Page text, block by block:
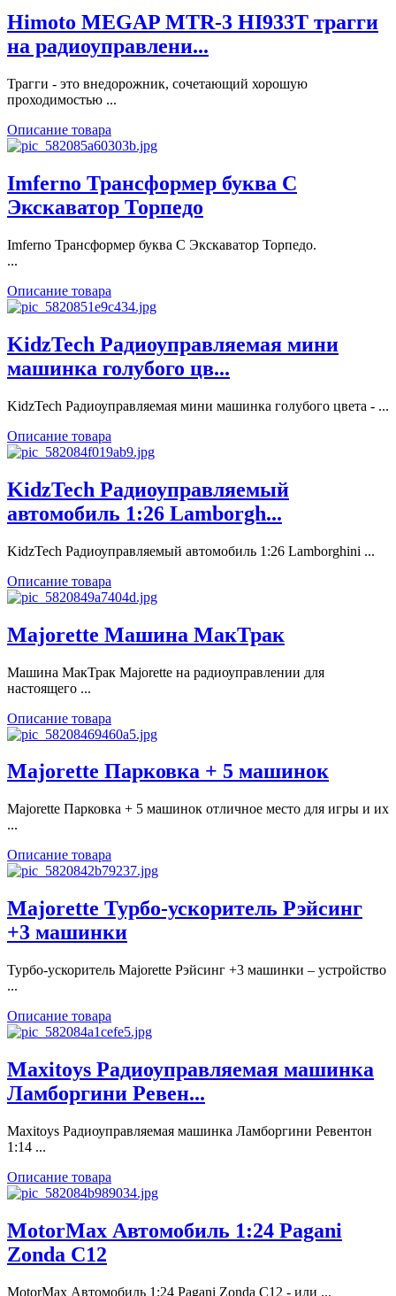
Himoto MEGAP MTR-3 HI933T трагги
на радиоуправлени...
Трагги - это внедорожник, сочетающий хорошую
проходимостью ...
Описание товара
Imferno Трансформер буква С
Экскаватор Торпедо
Imferno Трансформер буква С Экскаватор Торпедо.
...
Описание товара
KidzTech Радиоуправляемая мини
машинка голубого цв...
KidzTech Радиоуправляемая мини машинка голубого цвета - ...
Описание товара
KidzTech Радиоуправляемый
автомобиль 1:26 Lamborgh...
KidzTech Радиоуправляемый автомобиль 1:26 Lamborghini ...
Описание товара
Majorette Машина МакТрак
Машина МакТрак Majorette на радиоуправлении для
настоящего ...
Описание товара
Majorette Парковка + 5 машинок
Majorette Парковка + 5 машинок отличное место для игры и их
...
Описание товара
Majorette Турбо-ускоритель Рэйсинг
+3 машинки
Турбо-ускоритель Majorette Рэйсинг +3 машинки – устройство
...
Описание товара
Maxitoys Радиоуправляемая машинка
Ламборгини Ревен...
Maxitoys Радиоуправляемая машинка Ламборгини Ревентон
1:14 ...
Описание товара
MotorMax Автомобиль 1:24 Pagani
Zonda C12
MotorMax Автомобиль 1:24 Pagani Zonda C12 - или ...